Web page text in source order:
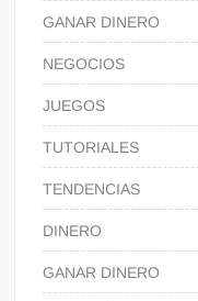
GANAR DINERO
NEGOCIOS
JUEGOS
TUTORIALES
TENDENCIAS
DINERO
GANAR DINERO